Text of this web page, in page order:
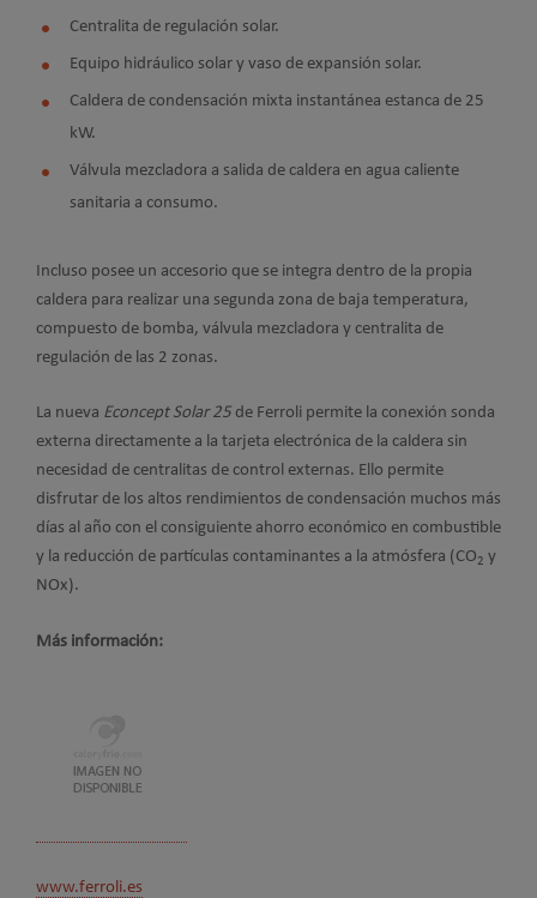
Centralita de regulación solar.
Equipo hidráulico solar y vaso de expansión solar.
Caldera de condensación mixta instantánea estanca de 25
kW.
Válvula mezcladora a salida de caldera en agua caliente
sanitaria a consumo.
Incluso posee un accesorio que se integra dentro de la propia
caldera para realizar una segunda zona de baja temperatura,
compuesto de bomba, válvula mezcladora y centralita de
regulación de las 2 zonas.
La nueva Econcept Solar 25 de Ferroli permite la conexión sonda
externa directamente a la tarjeta electrónica de la caldera sin
necesidad de centralitas de control externas. Ello permite
disfrutar de los altos rendimientos de condensación muchos más
días al año con el consiguiente ahorro económico en combustible
y la reducción de partículas contaminantes a la atmósfera (CO2 y
NOx).
Más información:
www.ferroli.es